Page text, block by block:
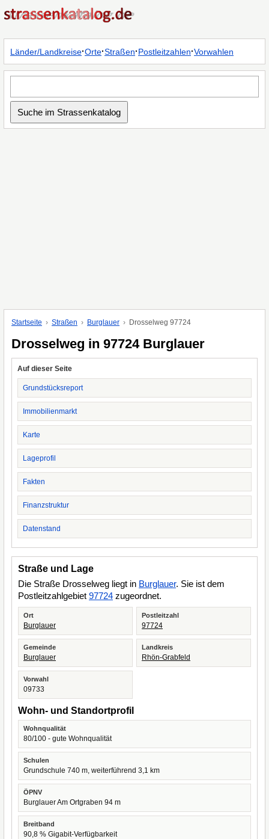
Länder/Landkreise·Orte·Straßen·Postleitzahlen·Vorwahlen
Startseite Straßen Burglauer Drosselweg 97724
Drosselweg in 97724 Burglauer
Auf dieser Seite
Grundstücksreport
Immobilienmarkt
Karte
Lageprofil
Fakten
Finanzstruktur
Datenstand
Straße und Lage
Die Straße Drosselweg liegt in Burglauer. Sie ist dem
Postleitzahlgebiet 97724 zugeordnet.
Ort
Burglauer
Postleitzahl
97724
Gemeinde
Burglauer
Landkreis
Rhön-Grabfeld
Vorwahl
09733
Wohn- und Standortprofil
Wohnqualität
80/100 - gute Wohnqualität
Schulen
Grundschule 740 m, weiterführend 3,1 km
ÖPNV
Burglauer Am Ortgraben 94 m
Breitband
90,8 % Gigabit-Verfügbarkeit